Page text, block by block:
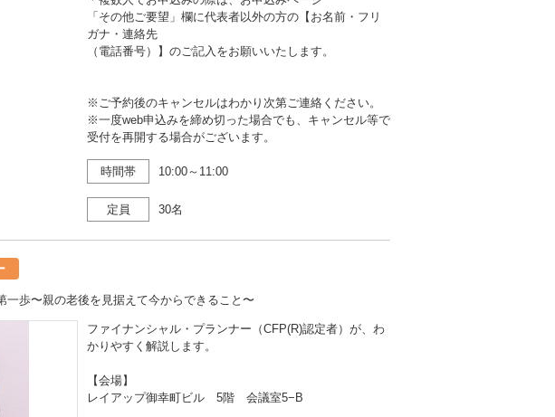
「その他ご要望」欄に代表者以外の方の【お名前・フリ
ガナ・連絡先
（電話番号）】のご記入をお願いいたします。
※ご予約後のキャンセルはわかり次第ご連絡ください。
※一度web申込みを締め切った場合でも、キャンセル等で
受付を再開する場合がございます。
時間帯 10:00～11:00
定員 30名
一歩〜親の老後を見据えて今からできること〜
ファイナンシャル・プランナー（CFP(R)認定者）が、わ
かりやすく解説します。
【会場】
レイアップ御幸町ビル 5階 会議室5−B